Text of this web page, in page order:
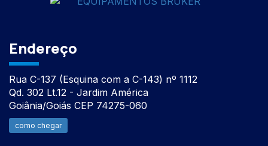
Endereço
Rua C-137 (Esquina com a C-143) nº 1112
Qd. 302 Lt.12 - Jardim América
Goiânia/Goiás CEP 74275-060
como chegar